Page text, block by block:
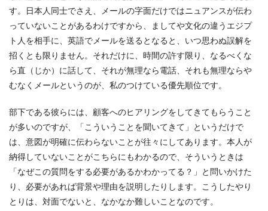
す。日本人同士でさえ、メールの字面だけではニュアンスが伝わ
っていないことがあるわけですから、ましてや文化の違うエジプ
ト人を相手に、英語でメールを送るとなると、いつ思わぬ誤解を
招くとも限りません。それだけに、時間の許す限り、なるべくな
ら直（じか）に話して、それが無理なら電話、それも無理ならや
むなくメールというのが、私のつけている優先順位です。
部下である彼らには、顧客へのヒアリングをしてきてもらうこと
が多いのですが、「こういうことを聞いてきて」というだけで
は、意図が明確に伝わらないことが往々にしてあります。本人が
納得していないことがこちらにもわかるので、そういうときは
「なぜこの質問をする必要があるかわかってる？」と問いかけた
り、必要があれば背景や理由を説明したりします。こうしたやり
とりは、対面でないと、なかなか難しいことなのです。